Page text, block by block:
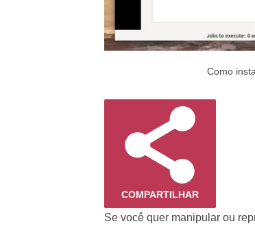
Como
COMPARTILHAR
Se você quer manipular ou